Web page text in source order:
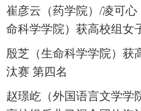
崔彦云（药学院） /凌可心
命科学学院）获高校组女
殷芝（生命科学学院）获
汰赛 第四名
赵璟屹（外国语言文学学